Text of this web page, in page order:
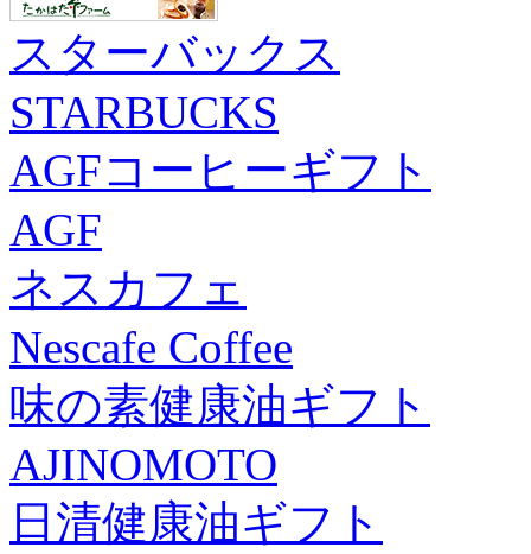
スターバックス
STARBUCKS
AGFコーヒーギフト
AGF
ネスカフェ
Nescafe Coffee
味の素健康油ギフト
AJINOMOTO
日清健康油ギフト